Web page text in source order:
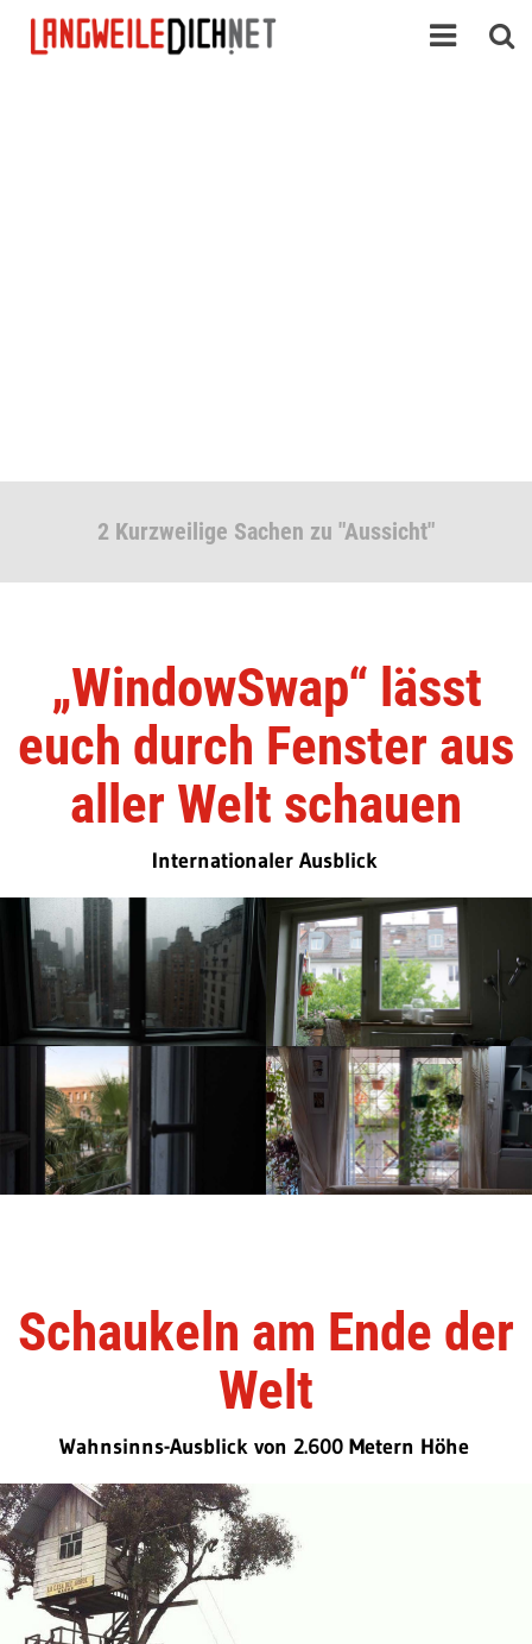
2 Kurzweilige Sachen zu "Aussicht"
„WindowSwap“ lässt
euch durch Fenster aus
aller Welt schauen
Internationaler Ausblick
Schaukeln am Ende der
Welt
Wahnsinns-Ausblick von 2.600 Metern Höhe